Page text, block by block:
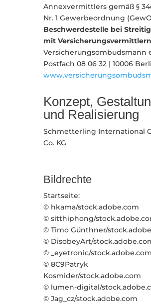
Annexvermittlers gemäß §
Nr. 1 Gewerbeordnung
Beschwerdestelle bei
mit
Versicherungsombudsmann
Postfach 08 06 32 | 10006
Konzept,
und Realisierung
Schmetterling International
Co. KG
Bildrechte
Startseite:
© hkama/stock.adobe.com
© sitthiphong/
© Timo Günthner/
© DisobeyArt/
© _eyetronic/stock.adobe.com
© 8C9Patryk
Kosmider/stock.adobe.com
© lumen-digital/
© Jag_cz/stock.adobe.com